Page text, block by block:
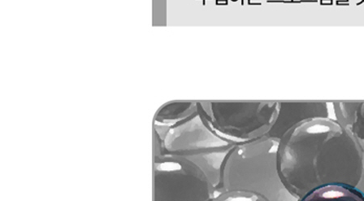
10.3 라디오 버튼, 체크박스, 기타 필드
10.4 파일과 이미지 전송
10.5 로그인과 쿠키 처리
__10.5.1 HTTP 기본 접근 인증